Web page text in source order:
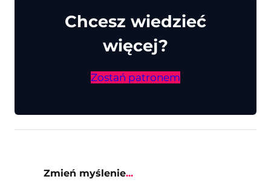
Chcesz wiedzieć
więcej?
Zostań patronem
Zmień myślenie...